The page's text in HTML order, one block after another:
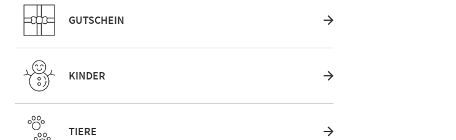
GUTSCHEIN
KINDER
TIERE